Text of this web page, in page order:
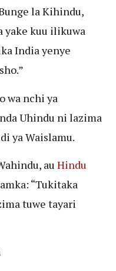
la Kihindu,
yake kuu ilikuwa
India yenye
wa nchi ya
Uhindu ni lazima
ya Waislamu.
au Hindu
“Tukitaka
tuwe tayari